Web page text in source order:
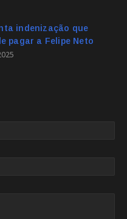
indenização que
pagar a Felipe Neto